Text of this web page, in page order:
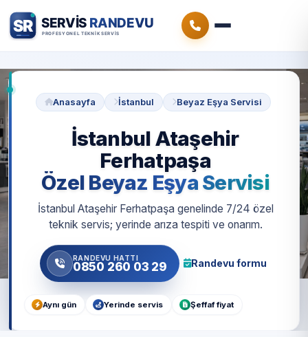
Anasayfa İstanbul Beyaz Eşya Servisi
İstanbul Ataşehir
Ferhatpaşa
Özel Beyaz Eşya Servisi
İstanbul Ataşehir Ferhatpaşa genelinde 7/24 özel
teknik servis; yerinde arıza tespiti ve onarım.
RANDEVU HATTI
0850 260 03 29 Randevu formu
Aynı gün Yerinde servis Şeffaf fiyat